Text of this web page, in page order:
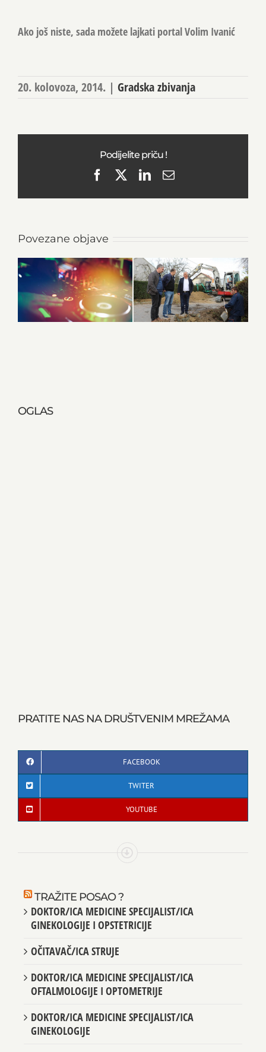
Ako još niste, sada možete lajkati portal Volim Ivanić
20. kolovoza, 2014. | Gradska zbivanja
Podijelite priču !
FacebookLinkedIn
Email
Povezane objave
OGLAS
PRATITE NAS NA DRUŠTVENIM MREŽAMA
FACEBOOK
TWITER
YOUTUBE
TRAŽITE POSAO ?
DOKTOR/ICA MEDICINE SPECIJALIST/ICA
GINEKOLOGIJE I OPSTETRICIJE
OČITAVAČ/ICA STRUJE
DOKTOR/ICA MEDICINE SPECIJALIST/ICA
OFTALMOLOGIJE I OPTOMETRIJE
DOKTOR/ICA MEDICINE SPECIJALIST/ICA
GINEKOLOGIJE